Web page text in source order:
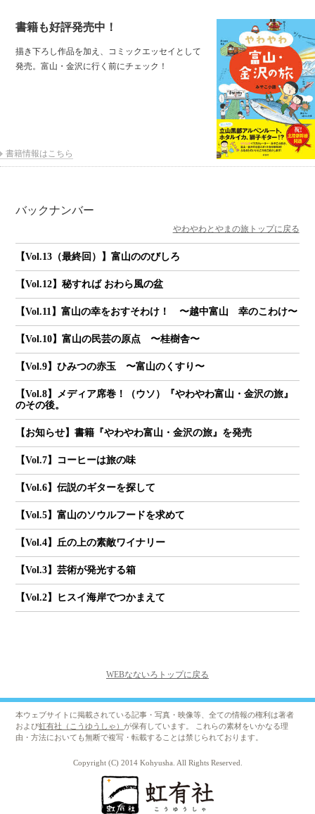
書籍も好評発売中！
描き下ろし作品を加え、コミックエッセイとして
発売。富山・金沢に行く前にチェック！
書籍情報はこちら
バックナンバー
やわやわとやまの旅トップに戻る
【Vol.13（最終回）】富山ののびしろ
【Vol.12】秘すれば おわら風の盆
【Vol.11】富山の幸をおすそわけ！ 〜越中富山 幸のこわけ〜
【Vol.10】富山の民芸の原点 〜桂樹舎〜
【Vol.9】ひみつの赤玉 〜富山のくすり〜
【Vol.8】メディア席巻！（ウソ）『やわやわ富山・金沢の旅』
のその後。
【お知らせ】書籍『やわやわ富山・金沢の旅』を発売
【Vol.7】コーヒーは旅の味
【Vol.6】伝説のギターを探して
【Vol.5】富山のソウルフードを求めて
【Vol.4】丘の上の素敵ワイナリー
【Vol.3】芸術が発光する箱
【Vol.2】ヒスイ海岸でつかまえて
WEBなないろトップに戻る
本ウェブサイトに掲載されている記事・写真・映像等、全ての情報の権利は著者
および虹有社（こうゆうしゃ）が保有しています。 これらの素材をいかなる理
由・方法においても無断で複写・転載することは禁じられております。
Copyright (C) 2014 Kohyusha. All Rights Reserved.